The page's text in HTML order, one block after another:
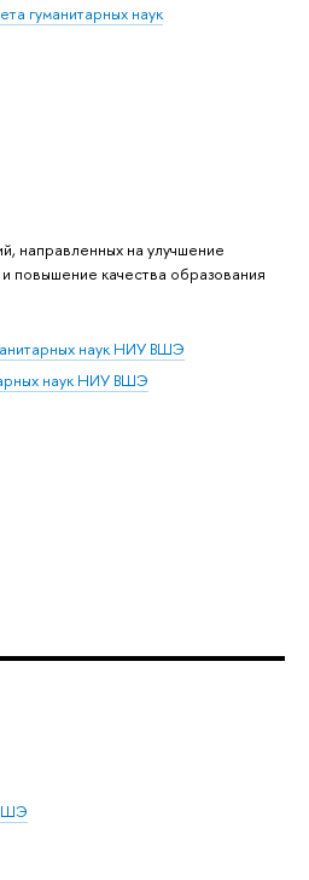
гуманитарных наук
направленных на улучшение
повышение качества образования
наук НИУ ВШЭ
наук НИУ ВШЭ